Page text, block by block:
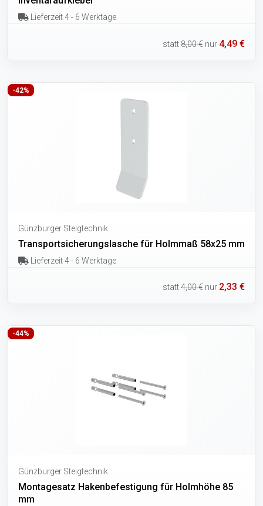
Lieferzeit 4 - 6 Werktage
statt8,00 € nur 4,49 €
-42%
Günzburger Steigtechnik
Transportsicherungslasche für Holmmaß 58x25 mm
Lieferzeit 4 - 6 Werktage
statt4,00 € nur 2,33 €
-44%
Günzburger Steigtechnik
Montagesatz Hakenbefestigung für Holmhöhe 85
mm